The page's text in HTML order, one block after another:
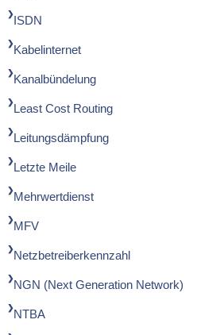
ISDN
Kabelinternet
Kanalbündelung
Least Cost Routing
Leitungsdämpfung
Letzte Meile
Mehrwertdienst
MFV
Netzbetreiberkennzahl
NGN (Next Generation Network)
NTBA